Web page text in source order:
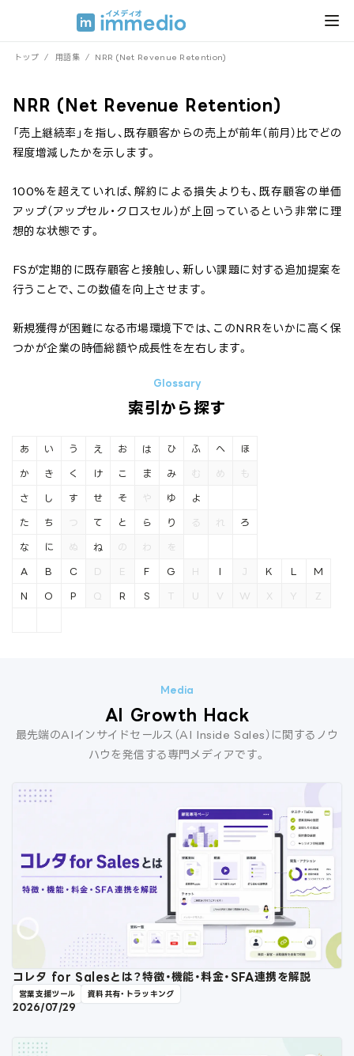
トップ / 用語集 / NRR (Net Revenue Retention)
NRR (Net Revenue Retention)
「売上継続率」を指し、既存顧客からの売上が前年（前月）比でどの
程度増減したかを示します。
100%を超えていれば、解約による損失よりも、既存顧客の単価
アップ（アップセル・クロスセル）が上回っているという非常に理
想的な状態です。
FSが定期的に既存顧客と接触し、新しい課題に対する追加提案を
行うことで、この数値を向上させます。
新規獲得が困難になる市場環境下では、このNRRをいかに高く保
つかが企業の時価総額や成長性を左右します。
索引から探す
あ い う え お
か き く け こ
さ し す せ そ
た ち つ て と
な に ぬ ね の
は ひ ふ へ ほ
ま み む め も
や ゆ よ
ら り る れ ろ
わ を
A B C D E F G H I J K L M
N O P Q R S T U V W X Y Z
AI Growth Hack
最先端のAIインサイドセールス（AI Inside Sales）に関するノウ
ハウを発信する専門メディアです。
コレタ for Salesとは？特徴・機能・料金・SFA連携を解説
営業支援ツール 資料共有・トラッキング
2026/07/29